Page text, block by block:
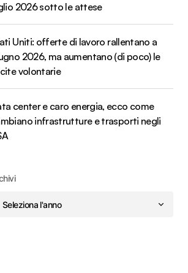
2026 sotto le attese
Uniti: offerte di lavoro rallentano a
2026, ma aumentano (di poco) le
volontarie
center e caro energia, ecco come
infrastrutture e trasporti negli